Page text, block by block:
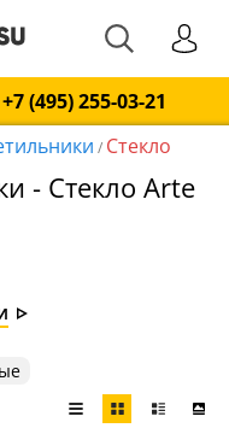
+7 (495) 255-03-21
/ Стекло
- Стекло Arte